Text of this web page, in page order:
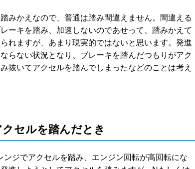
みかえなので、普通は踏み間違えません。間違える
ーキを踏み、加速しないのであせって、踏みかえて
れますが、あまり現実的ではないと思います。発進
らない状況となり、ブレーキを踏んだつもりがアク
抜いてアクセルを踏んでしまったなどのことは考え
セルを踏んだとき
ンジでアクセルを踏み、エンジン回転が高回転にな